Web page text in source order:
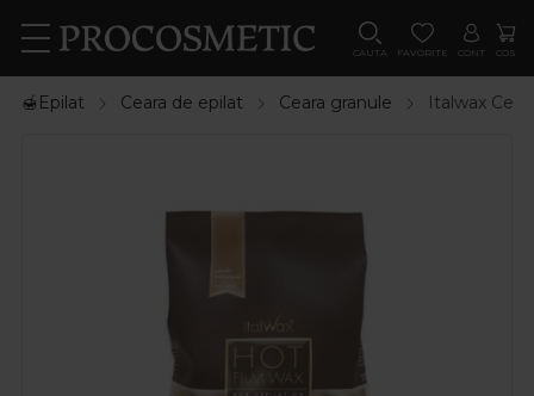
CAUTA FAVORITE CONT COS
🍯Epilat Ceara de epilat Ceara granule Italwax